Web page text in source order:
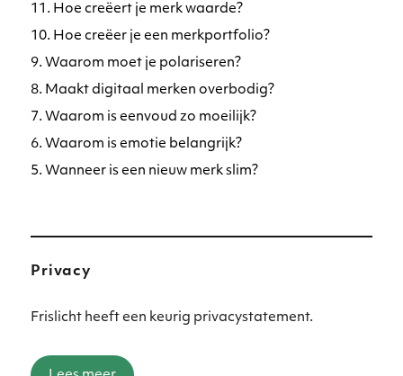
11. Hoe creëert je merk waarde?
10. Hoe creëer je een merkportfolio?
9. Waarom moet je polariseren?
8. Maakt digitaal merken overbodig?
7. Waarom is eenvoud zo moeilijk?
6. Waarom is emotie belangrijk?
5. Wanneer is een nieuw merk slim?
Privacy
Frislicht heeft een keurig privacystatement.